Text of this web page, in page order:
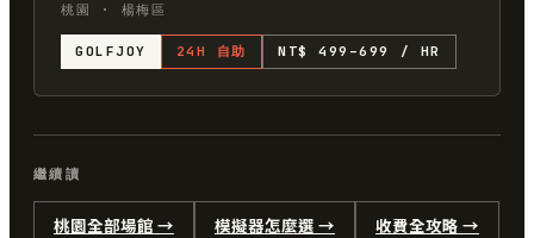
桃園 · 楊梅區
GOLFJOY 24H 自助 NT$ 499–699 / HR
繼續讀
桃園全部場館 → 模擬器怎麼選 → 收費全攻略 →